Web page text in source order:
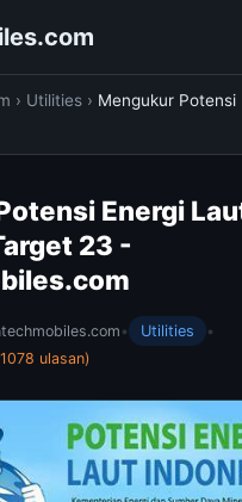
› Utilities › Mengukur Potensi
Energi
23 -
• Utilities
•
ulasan)